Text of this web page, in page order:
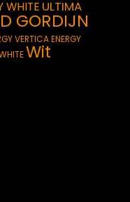
WHITE ULTIMA
GORDIJN
VERTICA ENERGY
Wit